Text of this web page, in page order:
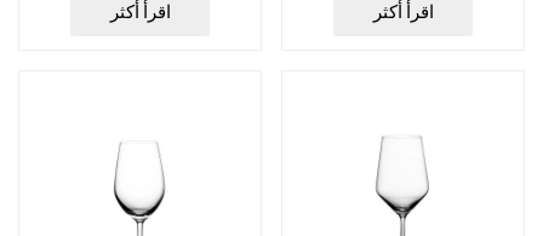
اقرأ أكثر اقرأ أكثر